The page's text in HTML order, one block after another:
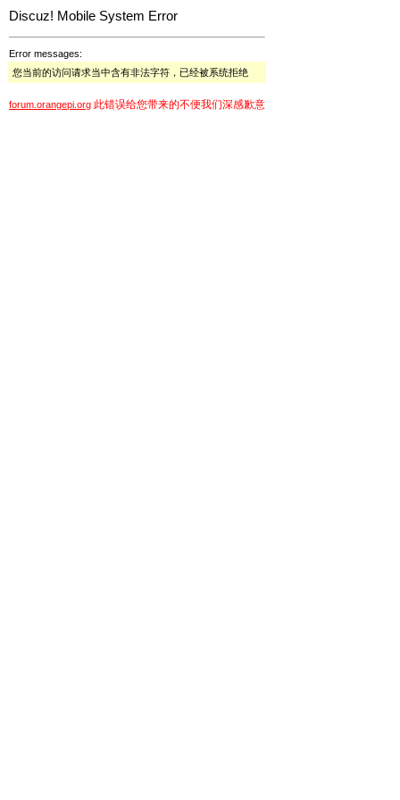
Discuz! Mobile System Error
Error messages:
您当前的访问请求当中含有非法字符，已经被系统拒绝
forum.orangepi.org 此错误给您带来的不便我们深感歉意